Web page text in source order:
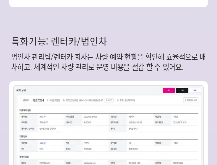
특화기능: 렌터카/법인차
법인차 관리팀/렌터카 회사는 차량 예약 현황을 확인해 효율적으로 배
차하고, 체계적인 차량 관리로 운영 비용을 절감 할 수 있어요.